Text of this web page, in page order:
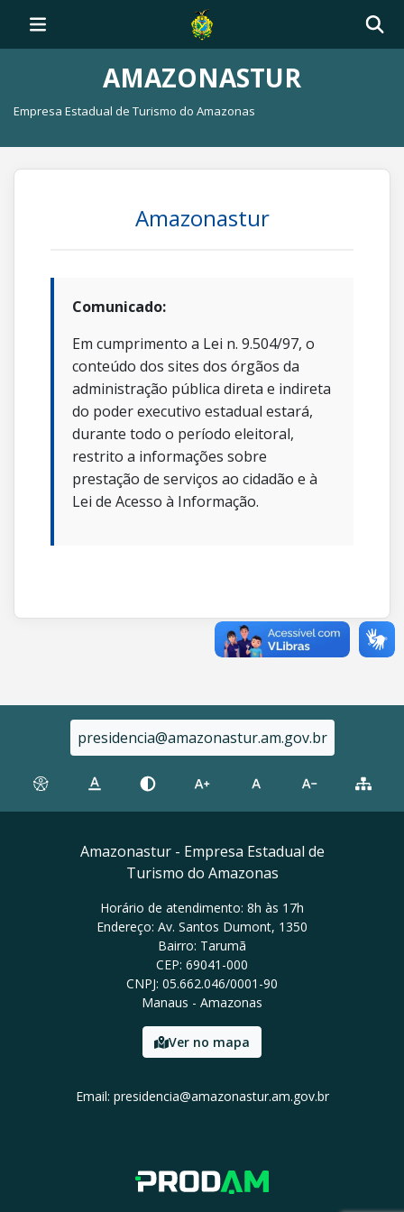
AMAZONASTUR
Empresa Estadual de Turismo do Amazonas
Amazonastur
Comunicado:
Em cumprimento a Lei n. 9.504/97, o
conteúdo dos sites dos órgãos da
administração pública direta e indireta
do poder executivo estadual estará,
durante todo o período eleitoral,
restrito a informações sobre
prestação de serviços ao cidadão e à
Lei de Acesso à Informação.
presidencia@amazonastur.am.gov.br
Amazonastur - Empresa Estadual de
Turismo do Amazonas
Horário de atendimento: 8h às 17h
Endereço: Av. Santos Dumont, 1350
Bairro: Tarumã
CEP: 69041-000
CNPJ: 05.662.046/0001-90
Manaus - Amazonas
Ver no mapa
Email: presidencia@amazonastur.am.gov.br